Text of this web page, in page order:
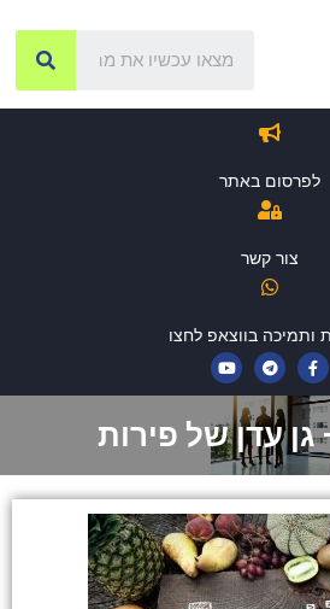
לפרסום באתר
צור קשר
ותמיכה בווצאפ לחצו
גן עדן של פירות